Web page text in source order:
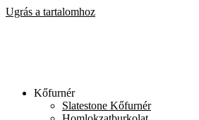
Ugrás a tartalomhoz
Kőfurnér
Slatestone Kőfurnér